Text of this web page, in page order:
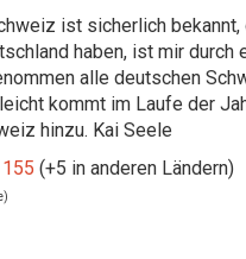
ist sicherlich
haben, ist mir
alle deutschen
kommt im Laufe der
hinzu. Kai Seele
(+5 in anderen Ländern)